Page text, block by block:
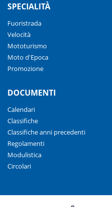
SPECIALITÀ
Fuoristrada
Velocità
Mototurismo
Moto d'Epoca
Promozione
DOCUMENTI
Calendari
Classifiche
Classifiche anni precedenti
Regolamenti
Modulistica
Circolari